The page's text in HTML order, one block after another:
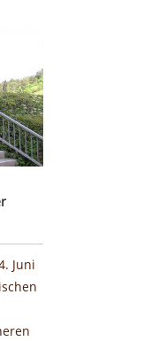
Schwäbischen Alb
Juni